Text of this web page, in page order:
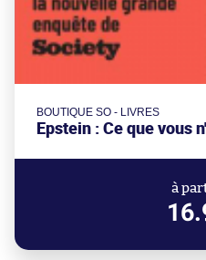
BOUTIQUE SO - LIVRES
Epstein : Ce que vous
à